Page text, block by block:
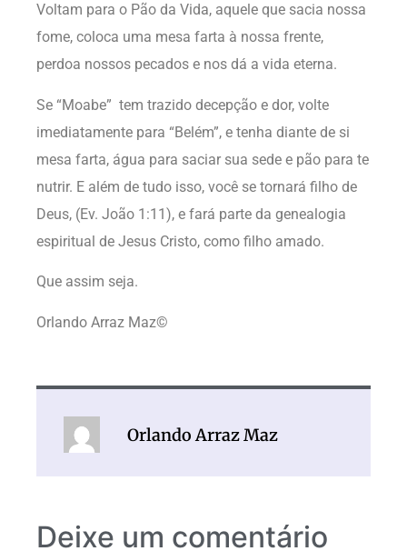
Voltam para o Pão da Vida, aquele que sacia nossa
fome, coloca uma mesa farta à nossa frente,
perdoa nossos pecados e nos dá a vida eterna.
Se “Moabe” tem trazido decepção e dor, volte
imediatamente para “Belém”, e tenha diante de si
mesa farta, água para saciar sua sede e pão para te
nutrir. E além de tudo isso, você se tornará filho de
Deus, (Ev. João 1:11), e fará parte da genealogia
espiritual de Jesus Cristo, como filho amado.
Que assim seja.
Orlando Arraz Maz©
Orlando Arraz Maz
Deixe um comentário